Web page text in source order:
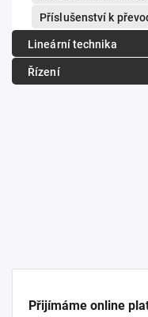
Příslušenství k
Lineární technika
Řízení
Přijímáme online